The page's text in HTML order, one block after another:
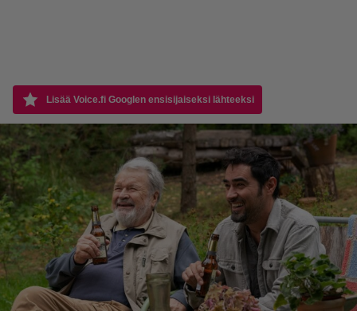
Lisää Voice.fi Googlen ensisijaiseksi lähteeksi